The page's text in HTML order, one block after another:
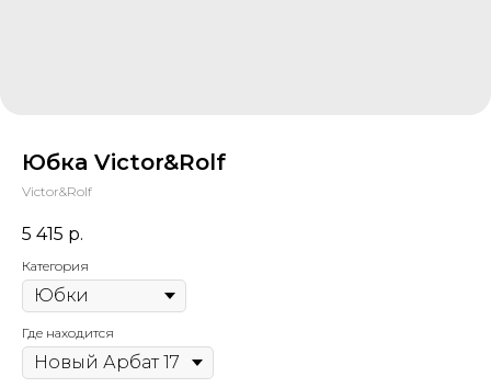
Юбка Victor&Rolf
Victor&Rolf
5 415 р.
Категория
Где находится